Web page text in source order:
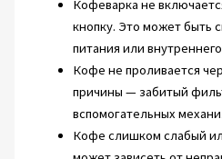
Кофеварка не
кнопку. Это может быть
питания или
Кофе не проливается
причины — забитый
вспомогательных
Кофе слишком слабый